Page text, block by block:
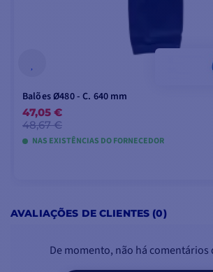
Balões Ø480 - C. 640 mm
47,05 €
48,67 €
NAS EXISTÊNCIAS DO FORNECEDOR
AVALIAÇÕES DE CLIENTES (0)
De momento, não há comentários